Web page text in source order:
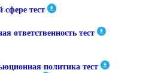
сфере тест
ответственность тест
политика тест